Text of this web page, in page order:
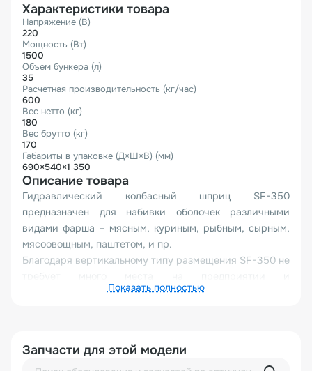
Характеристики товара
Напряжение (В)
220
Мощность (Вт)
1500
Объем бункера (л)
35
Расчетная производительность (кг/час)
600
Вес нетто (кг)
180
Вес брутто (кг)
170
Габариты в упаковке (Д×Ш×В) (мм)
690×540×1 350
Описание товара
Гидравлический колбасный шприц SF-350
предназначен для набивки оболочек различными
видами фарша – мясным, куриным, рыбным, сырным,
мясоовощным, паштетом, и пр.
Благодаря вертикальному типу размещения SF-350 не
требует много места на предприятии и
дополнительных усилий от оператора, поскольку в них
гидравлического шприца позволяет выпускать
Показать полностью
Запчасти для этой модели